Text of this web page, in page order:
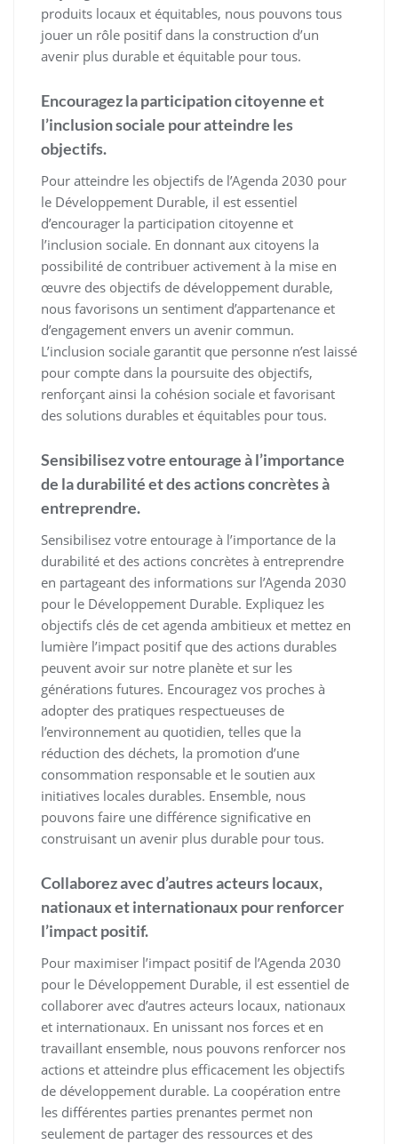
produits locaux et équitables, nous pouvons tous
jouer un rôle positif dans la construction d’un
avenir plus durable et équitable pour tous.
Encouragez la participation citoyenne et
l’inclusion sociale pour atteindre les
objectifs.
Pour atteindre les objectifs de l’Agenda 2030 pour
le Développement Durable, il est essentiel
d’encourager la participation citoyenne et
l’inclusion sociale. En donnant aux citoyens la
possibilité de contribuer activement à la mise en
œuvre des objectifs de développement durable,
nous favorisons un sentiment d’appartenance et
d’engagement envers un avenir commun.
L’inclusion sociale garantit que personne n’est laissé
pour compte dans la poursuite des objectifs,
renforçant ainsi la cohésion sociale et favorisant
des solutions durables et équitables pour tous.
Sensibilisez votre entourage à l’importance
de la durabilité et des actions concrètes à
entreprendre.
Sensibilisez votre entourage à l’importance de la
durabilité et des actions concrètes à entreprendre
en partageant des informations sur l’Agenda 2030
pour le Développement Durable. Expliquez les
objectifs clés de cet agenda ambitieux et mettez en
lumière l’impact positif que des actions durables
peuvent avoir sur notre planète et sur les
générations futures. Encouragez vos proches à
adopter des pratiques respectueuses de
l’environnement au quotidien, telles que la
réduction des déchets, la promotion d’une
consommation responsable et le soutien aux
initiatives locales durables. Ensemble, nous
pouvons faire une différence significative en
construisant un avenir plus durable pour tous.
Collaborez avec d’autres acteurs locaux,
nationaux et internationaux pour renforcer
l’impact positif.
Pour maximiser l’impact positif de l’Agenda 2030
pour le Développement Durable, il est essentiel de
collaborer avec d’autres acteurs locaux, nationaux
et internationaux. En unissant nos forces et en
travaillant ensemble, nous pouvons renforcer nos
actions et atteindre plus efficacement les objectifs
de développement durable. La coopération entre
les différentes parties prenantes permet non
seulement de partager des ressources et des